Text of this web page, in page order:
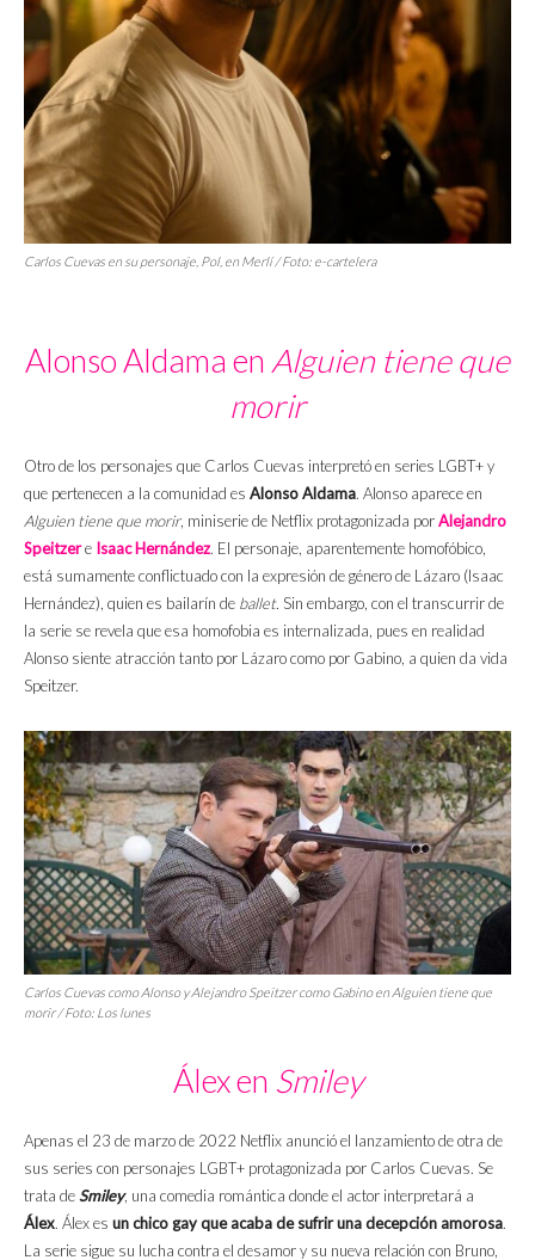
Carlos Cuevas en su personaje, Pol, en Merlí/ Foto: e-cartelera
Alonso Aldama en Alguien tiene que
morir
Otro de los personajes que Carlos Cuevas interpretó en series LGBT+ y
que pertenecen a la comunidad es Alonso Aldama. Alonso aparece en
Alguien tiene que morir, miniserie de Netflix protagonizada porAlejandro
Speitzere Isaac Hernández. El personaje, aparentemente homofóbico,
está sumamente conflictuado con la expresión de género de Lázaro (Isaac
Hernández), quien es bailarín de ballet. Sin embargo, con el transcurrir de
la serie se revela que esa homofobia es internalizada, pues en realidad
Alonso siente atracción tanto por Lázaro como por Gabino, a quien da vida
Speitzer.
Carlos Cuevas como Alonso y Alejandro Speitzer como Gabino en Alguien tiene que
morir/ Foto: Los lunes
Álex en Smiley
Apenas el 23 de marzo de 2022 Netflix anunció el lanzamiento de otra de
sus series con personajes LGBT+ protagonizada por Carlos Cuevas. Se
trata deSmiley, una comedia romántica donde el actor interpretará a
Álex. Álex es un chico gay que acaba de sufrir una decepción amorosa.
La serie sigue su lucha contra el desamor y su nueva relación con Bruno,